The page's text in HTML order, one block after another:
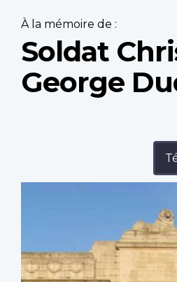
À la mémoire de :
Soldat
George